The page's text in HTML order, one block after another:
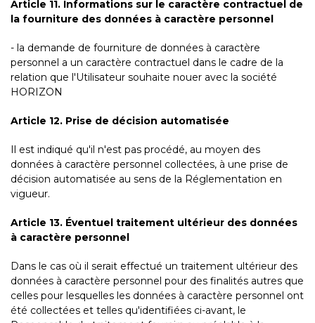
Article 11. Informations sur le caractère contractuel de
la fourniture des données à caractère personnel
- la demande de fourniture de données à caractère
personnel a un caractère contractuel dans le cadre de la
relation que l'Utilisateur souhaite nouer avec la société
HORIZON
Article 12. Prise de décision automatisée
Il est indiqué qu'il n'est pas procédé, au moyen des
données à caractère personnel collectées, à une prise de
décision automatisée au sens de la Réglementation en
vigueur.
Article 13. Éventuel traitement ultérieur des données
à caractère personnel
Dans le cas où il serait effectué un traitement ultérieur des
données à caractère personnel pour des finalités autres que
celles pour lesquelles les données à caractère personnel ont
été collectées et telles qu'identifiées ci-avant, le